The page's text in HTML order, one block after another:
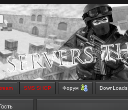
SMS SHOP Форум DownLoads